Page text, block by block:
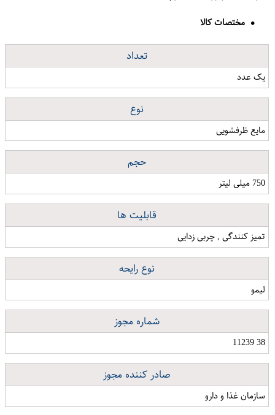
مختصات کالا
تعداد
یک عدد
نوع
مایع ظرفشویی
حجم
750 میلی لیتر
قابلیت ها
تمیز کنندگی , چربی زدایی
نوع رایحه
لیمو
شماره مجوز
38 11239
صادر کننده مجوز
سازمان غذا و دارو